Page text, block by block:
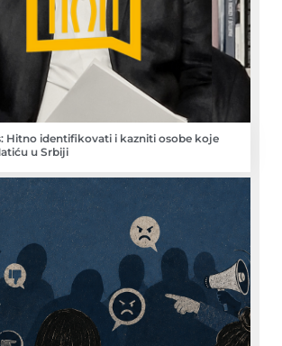
Hitno identifikovati i kazniti osobe koje
u Srbiji